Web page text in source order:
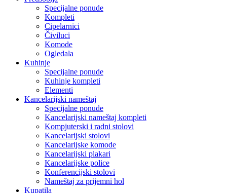
Specijalne ponude
Kompleti
Cipelarnici
Čiviluci
Komode
Ogledala
Kuhinje
Specijalne ponude
Kuhinje kompleti
Elementi
Kancelarijski nameštaj
Specijalne ponude
Kancelarijski nameštaj kompleti
Kompjuterski i radni stolovi
Kancelarijski stolovi
Kancelarijske komode
Kancelarijski plakari
Kancelarijske police
Konferencijski stolovi
Nameštaj za prijemni hol
Kupatila